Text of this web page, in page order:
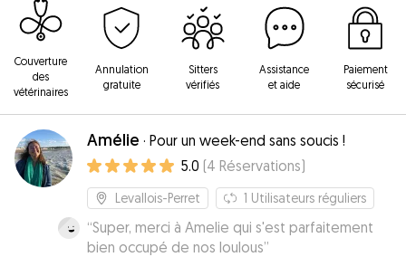
Couverture
des
vétérinaires
Annulation
gratuite
Sitters
vérifiés
Assistance
et aide
Paiement
sécurisé
Amélie · Pour un week-end sans soucis !
5.0 (4 Réservations)
Levallois-Perret 1 Utilisateurs réguliers
“Super, merci à Amelie qui s'est parfaitement
bien occupé de nos loulous”